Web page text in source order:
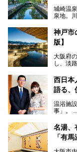
城崎温
泉地。
られて
ちょう
の観光
盛り込
神戸市
版】
大阪府
し、淡
華街を
人気観
そして
湯です
スーパ
きます！
西日本
語る、
温浴施
事」。
ング西
「神戸
名湯、
「有